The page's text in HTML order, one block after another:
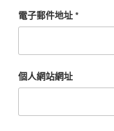
電子郵件地址*
個人網站網址